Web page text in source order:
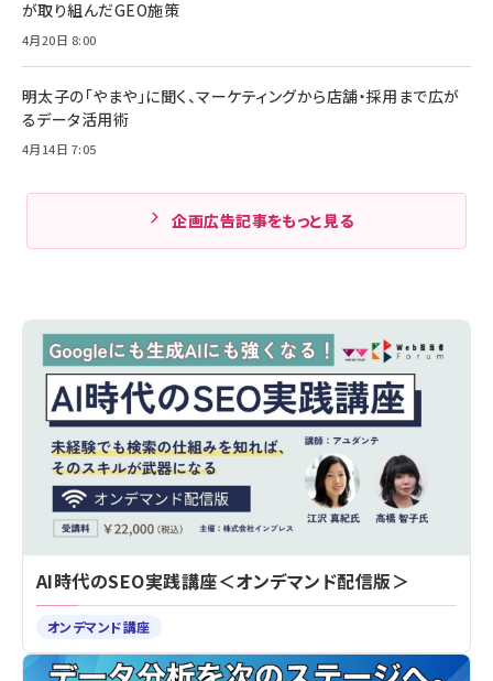
が取り組んだGEO施策
4月20日 8:00
明太子の「やまや」に聞く、マーケティングから店舗・採用まで広が
るデータ活用術
4月14日 7:05
企画広告記事をもっと見る
AI時代のSEO実践講座＜オンデマンド配信版＞
オンデマンド講座